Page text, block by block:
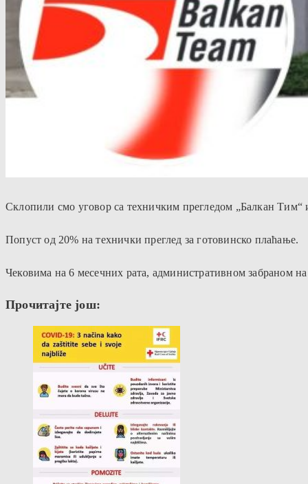
Склопили смо уговор са техничким прегледом „Балкан Тим“
Попуст од 20% на технички преглед за готовинско плаћање.
Чековима на 6 месечних рата, административном забраном
Прочитајте још: